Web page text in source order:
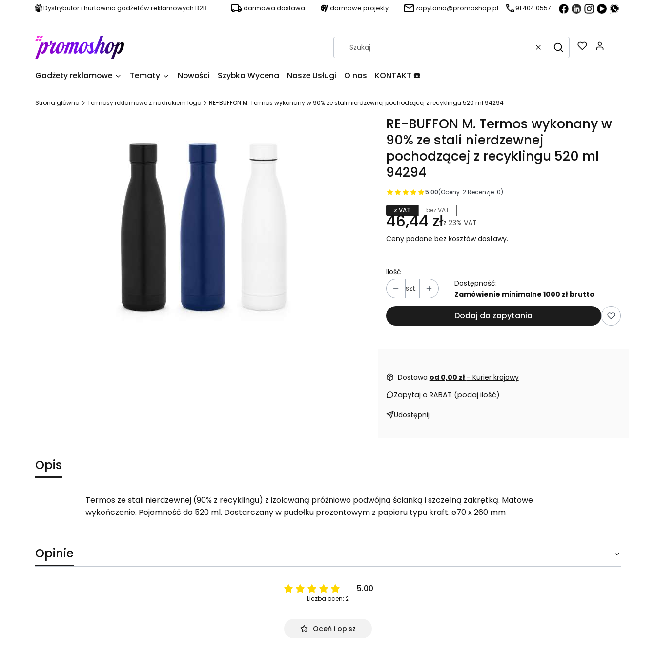
Dystrybutor i hurtownia gadżetów reklamowych B2B darmowa dostawa darmowe projekty zapytania@promoshop.pl 91 404 0557
WyczyśćSzukaj
Gadżety reklamowe Tematy Nowości Szybka Wycena Nasze Usługi O nas KONTAKT ☎️
Strona główna Termosy reklamowe z nadrukiem logo RE-BUFFON M. Termos wykonany w 90% ze stali nierdzewnej pochodzącej z recyklingu 520 ml 94294
RE-BUFFON M. Termos wykonany w
90% ze stali nierdzewnej
pochodzącej z recyklingu 520 ml
94294
5.00(Oceny: 2 Recenzje: 0)
z VAT bez VAT
46,44 złz 23% VAT
Ceny podane bez kosztów dostawy.
Ilość
szt.
Dostępność:
Zamówienie minimalne 1000 zł brutto
Dodaj do zapytania
Dostawa od 0,00 zł - Kurier krajowy
Zapytaj o RABAT (podaj ilość)
Udostępnij
Opis
Termos ze stali nierdzewnej (90% z recyklingu) z izolowaną próżniowo podwójną ścianką i szczelną zakrętką. Matowe
wykończenie. Pojemność do 520 ml. Dostarczany w pudełku prezentowym z papieru typu kraft. ø70 x 260 mm
Opinie
5.00
Liczba ocen: 2
Oceń i opisz